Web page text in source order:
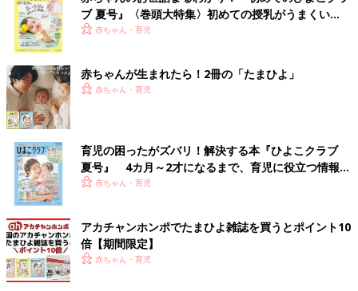
ブ 夏号』〈巻頭大特集〉初めての授乳がうまくい
く！ おっぱい・ミルクの基本と夏のトラブル 解決テ
赤ちゃん・育児
赤ちゃんが生まれたら！2冊の「たまひよ」
赤ちゃん・育児
育児の困ったがズバリ！解決する本『ひよこクラブ
夏号』 4カ月～2才になるまで、育児に役立つ情報が
いっぱい！
赤ちゃん・育児
アカチャンホンポでたまひよ雑誌を買うとポイント10
倍【期間限定】
赤ちゃん・育児